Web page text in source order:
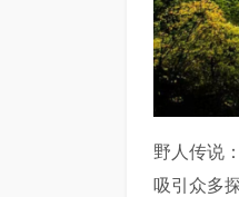
野人传说
吸引众多